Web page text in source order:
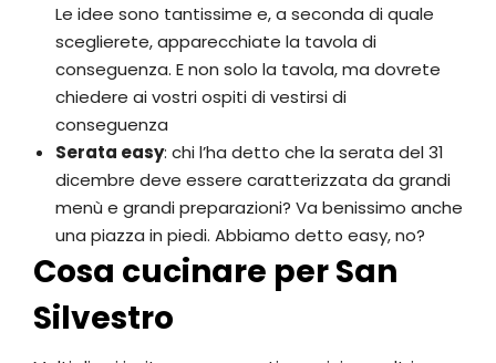
Le idee sono tantissime e, a seconda di quale
sceglierete, apparecchiate la tavola di
conseguenza. E non solo la tavola, ma dovrete
chiedere ai vostri ospiti di vestirsi di
conseguenza
Serata easy: chi l’ha detto che la serata del 31
dicembre deve essere caratterizzata da grandi
menù e grandi preparazioni? Va benissimo anche
una piazza in piedi. Abbiamo detto easy, no?
Cosa cucinare per San
Silvestro